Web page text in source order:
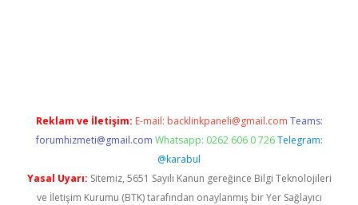
Reklam ve İletişim: E-mail: backlinkpaneli@gmail.com Teams:
forumhizmeti@gmail.com Whatsapp: 0262 606 0 726 Telegram:
@karabul
Yasal Uyarı: Sitemiz, 5651 Sayılı Kanun gereğince Bilgi Teknolojileri
ve İletişim Kurumu (BTK) tarafından onaylanmış bir Yer Sağlayıcı